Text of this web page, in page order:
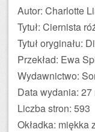
Autor: Charlotte
Tytuł: Ciernista
Tytuł oryginału:
Przekład: Ewa
Wydawnictwo:
Data wydania:
Liczba stron: 593
Okładka: miękka